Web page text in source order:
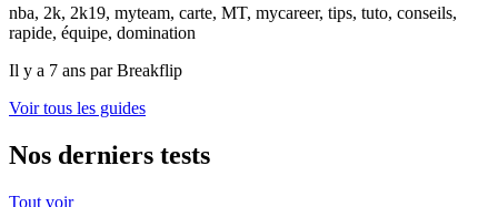
nba, 2k, 2k19, myteam, carte, MT, mycareer, tips, tuto, conseils,
rapide, équipe, domination
Il y a 7 ans par Breakflip
Voir tous les guides
Nos derniers tests
Tout voir